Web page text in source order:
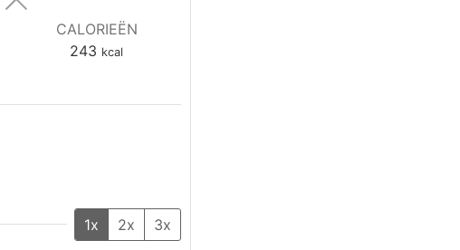
CALORIEËN
243 kcal
1x 2x
3x